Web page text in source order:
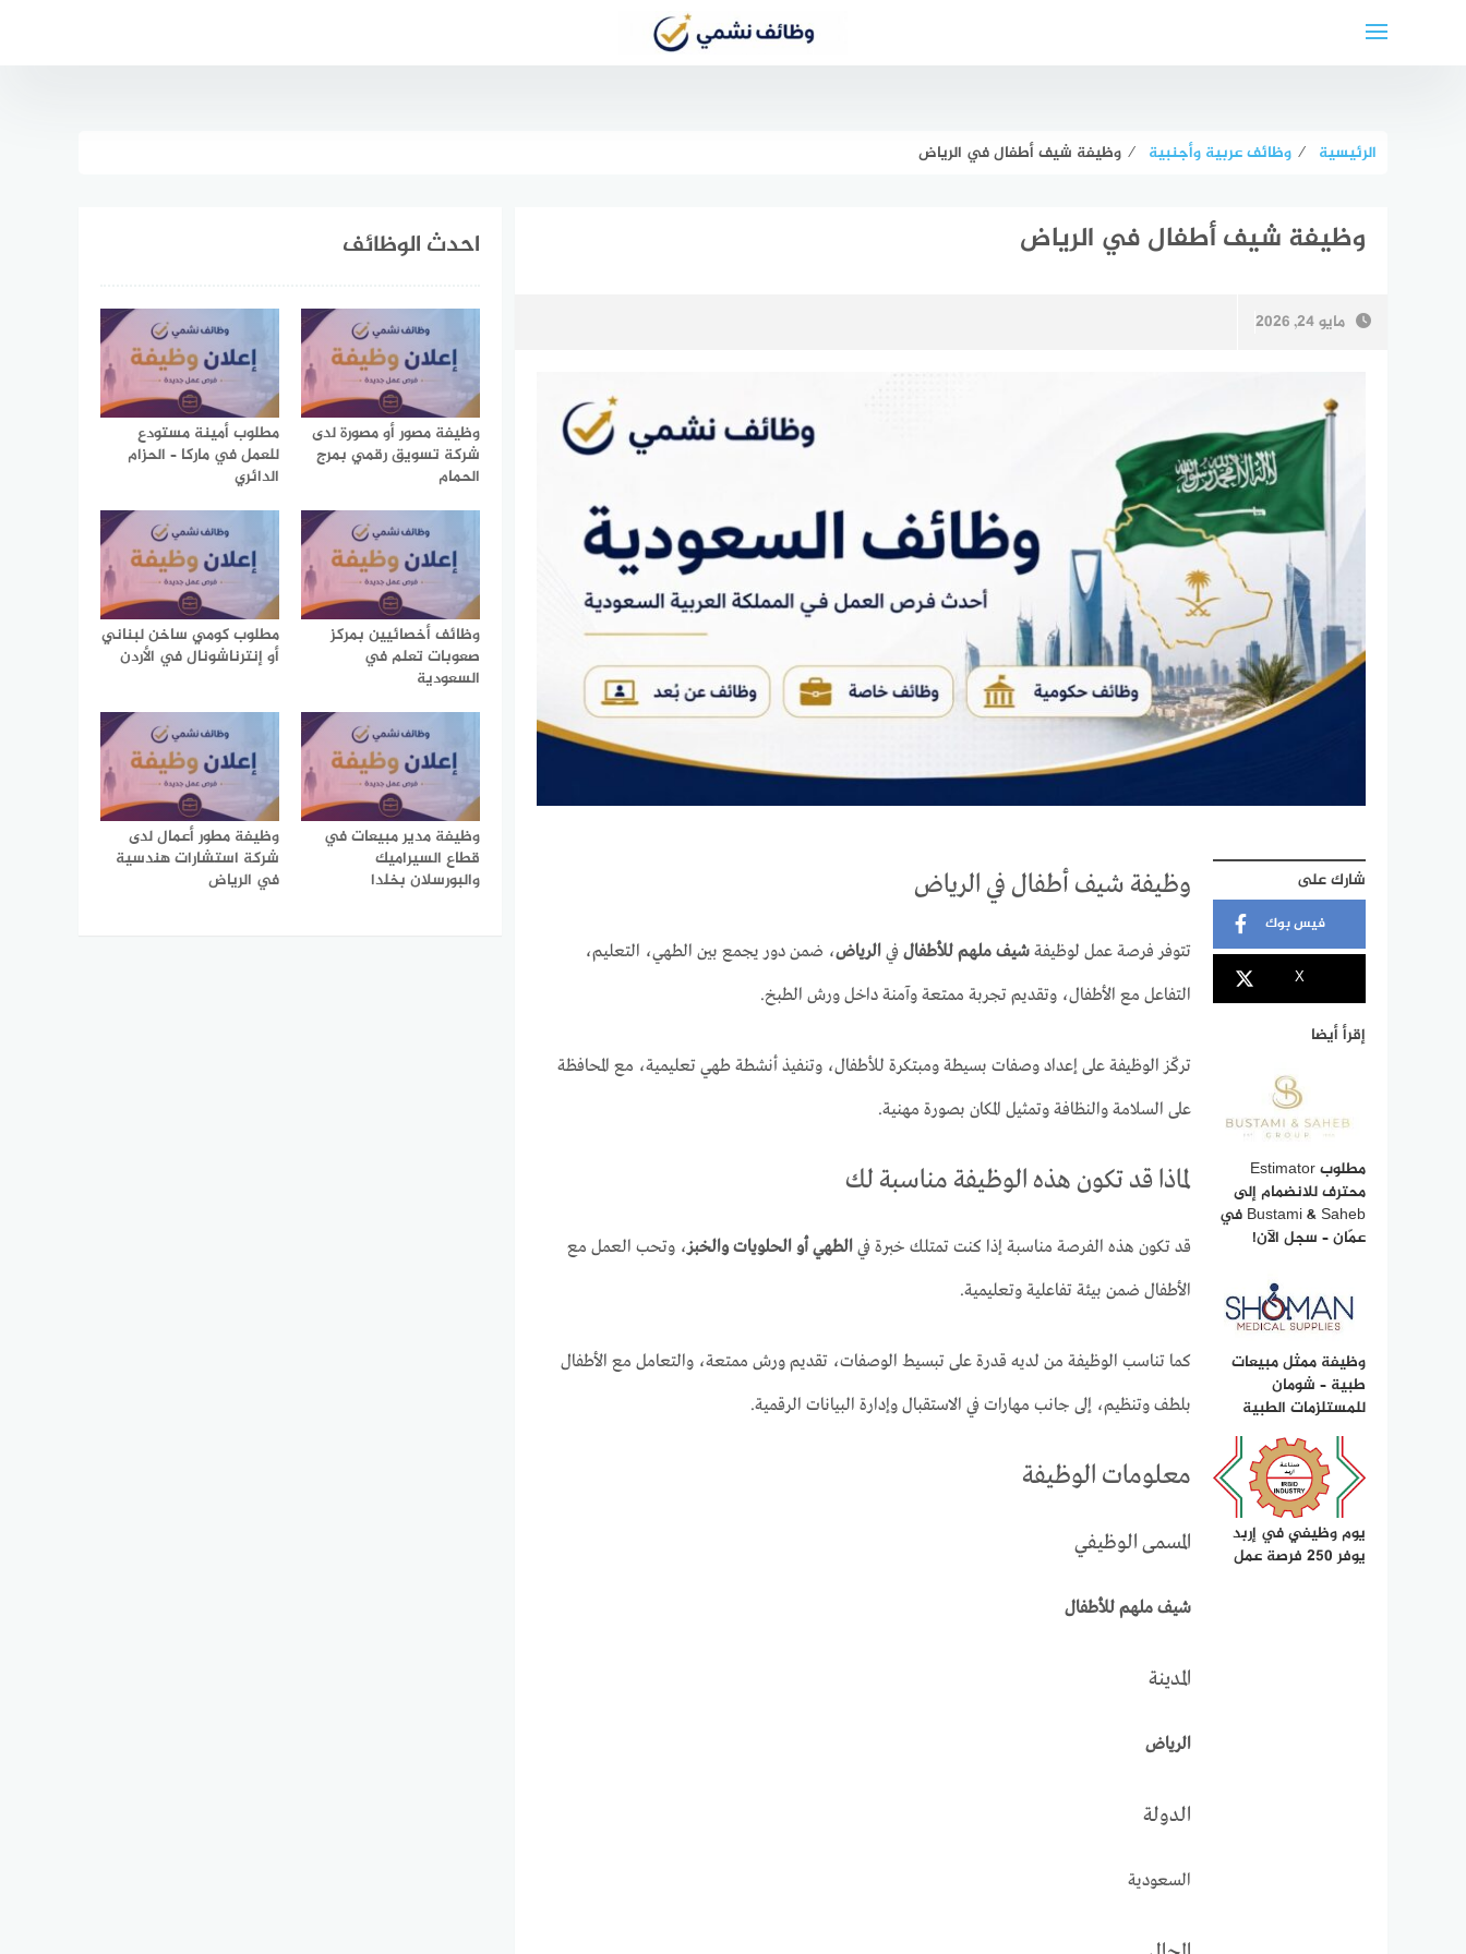
الرئيسية ⁄ وظائف عربية وأجنبية ⁄ وظيفة شيف أطفال في الرياض
وظيفة شيف أطفال في الرياض
مايو 24, 2026
شارك على
فيس بوك
X
إقرأ أيضا
مطلوب Estimator
محترف للانضمام إلى
Bustami & Saheb في
عمّان – سجل الآن!
وظيفة ممثل مبيعات
طبية – شومان
للمستلزمات الطبية
يوم وظيفي في إربد
يوفر 250 فرصة عمل
وظيفة شيف أطفال في الرياض
تتوفر فرصة عمل لوظيفة شيف ملهم للأطفالفي الرياض، ضمن دور يجمع بين الطهي، التعليم،
التفاعل مع الأطفال، وتقديم تجربة ممتعة وآمنة داخل ورش الطبخ.
تركّز الوظيفة على إعداد وصفات بسيطة ومبتكرة للأطفال، وتنفيذ أنشطة طهي تعليمية، مع المحافظة
على السلامة والنظافة وتمثيل المكان بصورة مهنية.
لماذا قد تكون هذه الوظيفة مناسبة لك
قد تكون هذه الفرصة مناسبة إذا كنت تمتلك خبرة في الطهي أو الحلويات والخبز، وتحب العمل مع
الأطفال ضمن بيئة تفاعلية وتعليمية.
كما تناسب الوظيفة من لديه قدرة على تبسيط الوصفات، تقديم ورش ممتعة، والتعامل مع الأطفال
بلطف وتنظيم، إلى جانب مهارات في الاستقبال وإدارة البيانات الرقمية.
معلومات الوظيفة
المسمى الوظيفي
شيف ملهم للأطفال
المدينة
الرياض
الدولة
السعودية
احدث الوظائف
وظيفة مصور أو مصورة لدى
شركة تسويق رقمي بمرج
الحمام
مطلوب أمينة مستودع
للعمل في ماركا – الحزام
الدائري
وظائف أخصائيين بمركز
صعوبات تعلم في
السعودية
مطلوب كومي ساخن لبناني
أو إنترناشونال في الأردن
وظيفة مدير مبيعات في
قطاع السيراميك
والبورسلان بخلدا
وظيفة مطور أعمال لدى
شركة استشارات هندسية
في الرياض